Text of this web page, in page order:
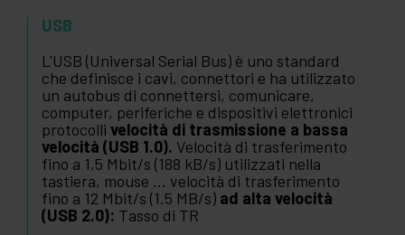
USB
L'USB (Universal Serial Bus) è uno standard
che definisce i cavi, connettori e ha utilizzato
un autobus di connettersi, comunicare,
computer, periferiche e dispositivi elettronici
protocolli velocità di trasmissione a bassa
velocità (USB 1.0). Velocità di trasferimento
fino a 1,5 Mbit/s (188 kB/s) utilizzati nella
tastiera, mouse ... velocità di trasferimento
fino a 12 Mbit/s (1.5 MB/s) ad alta velocità
(USB 2.0): Tasso di TR